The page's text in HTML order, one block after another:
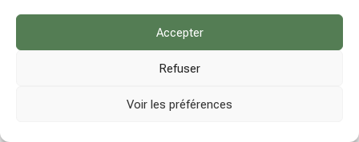
Accepter
Refuser
Voir les préférences
© hsn explore - Damien Hansen - BE0780914237